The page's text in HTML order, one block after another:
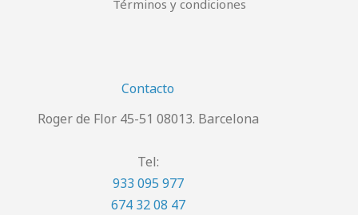
Términos y condiciones
Contacto
Roger de Flor 45-51 08013. Barcelona
Tel:
933 095 977
674 32 08 47